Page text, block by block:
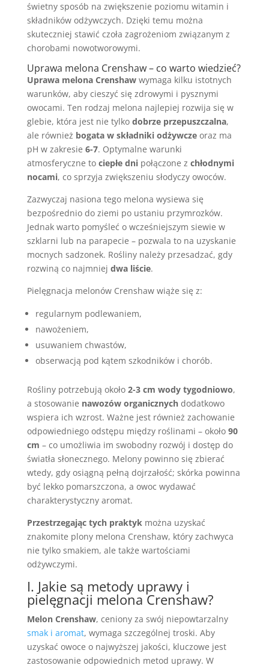
świetny sposób na zwiększenie poziomu witamin i
składników odżywczych. Dzięki temu można
skuteczniej stawić czoła zagrożeniom związanym z
chorobami nowotworowymi.
Uprawa melona Crenshaw – co warto wiedzieć?
Uprawa melona Crenshawwymaga kilku istotnych
warunków, aby cieszyć się zdrowymi i pysznymi
owocami. Ten rodzaj melona najlepiej rozwija się w
glebie, która jest nie tylko dobrze przepuszczalna,
ale również bogata w składniki odżywczeoraz ma
pH w zakresie 6-7. Optymalne warunki
atmosferyczne to ciepłe dnipołączone z chłodnymi
nocami, co sprzyja zwiększeniu słodyczy owoców.
Zazwyczaj nasiona tego melona wysiewa się
bezpośrednio do ziemi po ustaniu przymrozków.
Jednak warto pomyśleć o wcześniejszym siewie w
szklarni lub na parapecie – pozwala to na uzyskanie
mocnych sadzonek. Rośliny należy przesadzać, gdy
rozwiną co najmniej dwa liście.
Pielęgnacja melonów Crenshaw wiąże się z:
regularnym podlewaniem,
nawożeniem,
usuwaniem chwastów,
obserwacją pod kątem szkodników i chorób.
Rośliny potrzebują około 2-3 cm wody tygodniowo,
a stosowanie nawozów organicznychdodatkowo
wspiera ich wzrost. Ważne jest również zachowanie
odpowiedniego odstępu między roślinami – około 90
cm – co umożliwia im swobodny rozwój i dostęp do
światła słonecznego. Melony powinno się zbierać
wtedy, gdy osiągną pełną dojrzałość; skórka powinna
być lekko pomarszczona, a owoc wydawać
charakterystyczny aromat.
Przestrzegając tych praktykmożna uzyskać
znakomite plony melona Crenshaw, który zachwyca
nie tylko smakiem, ale także wartościami
odżywczymi.
I. Jakie są metody uprawy i
pielęgnacji melona Crenshaw?
Melon Crenshaw, ceniony za swój niepowtarzalny
smak i aromat, wymaga szczególnej troski. Aby
uzyskać owoce o najwyższej jakości, kluczowe jest
zastosowanie odpowiednich metod uprawy. W